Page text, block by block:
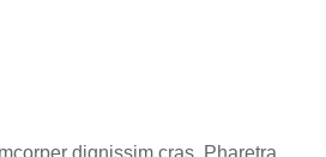
dignissim cras. Pharetra